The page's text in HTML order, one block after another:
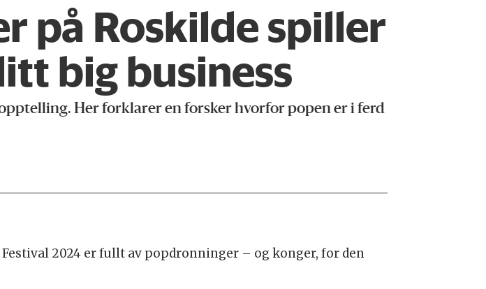
på Roskilde spiller
big business
Her forklarer en forsker hvorfor popen er i ferd
2024 er fullt av popdronninger – og konger, for den